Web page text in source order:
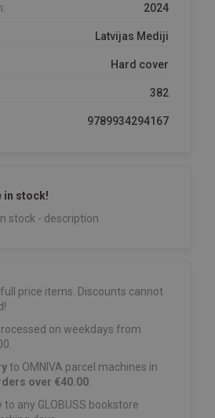
2024
Latvijas Mediji
Hard cover
382
9789934294167
in stock!
stock - description
price items. Discounts cannot
on weekdays from
to OMNIVA parcel machines in
over €40.00
to any GLOBUSS bookstore